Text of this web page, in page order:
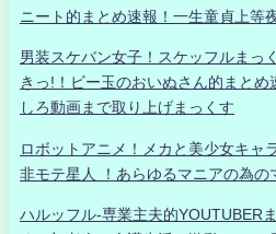
ニート的まとめ速報！一生童貞上等
男装スケバン女子！スケッフルまっ
きっ!！ビー玉のおいぬさん的まと
しろ動画まで取り上げまっくす
ロボットアニメ！メカと美少女キャ
非モテ星人 ！あらゆるマニアの為の
ハルッフル-専業主夫的YOUTUBER